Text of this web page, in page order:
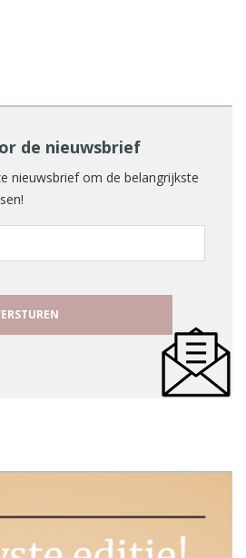
de nieuwsbrief
nieuwsbrief om de belangrijkste